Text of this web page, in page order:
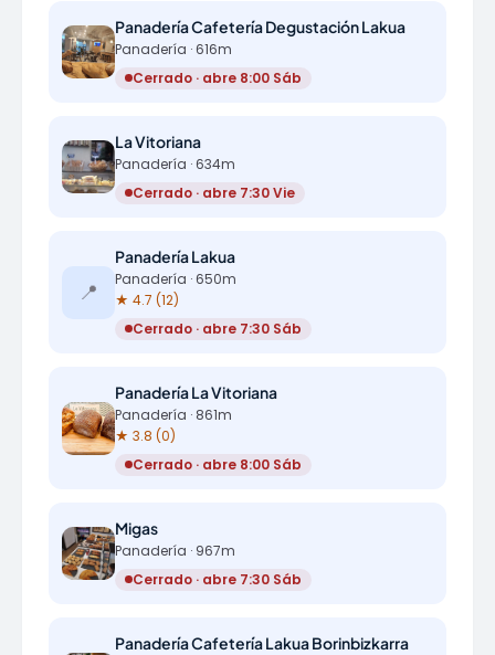
Panadería Cafetería Degustación Lakua
Panadería · 616m
Cerrado · abre 8:00 Sáb
La Vitoriana
Panadería · 634m
Cerrado · abre 7:30 Vie
📍
Panadería Lakua
Panadería · 650m
★ 4.7 (12)
Cerrado · abre 7:30 Sáb
Panadería La Vitoriana
Panadería · 861m
★ 3.8 (0)
Cerrado · abre 8:00 Sáb
Migas
Panadería · 967m
Cerrado · abre 7:30 Sáb
Panadería Cafetería Lakua Borinbizkarra